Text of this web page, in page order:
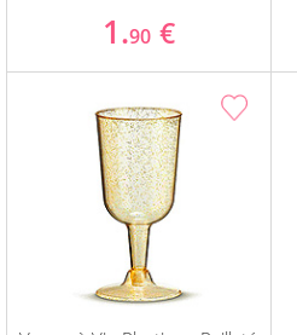
1.90 €